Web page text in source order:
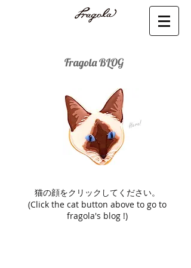
Fragola BLOG
猫の顔をクリックしてください。
(Click the cat button above to go to
fragola's blog !)